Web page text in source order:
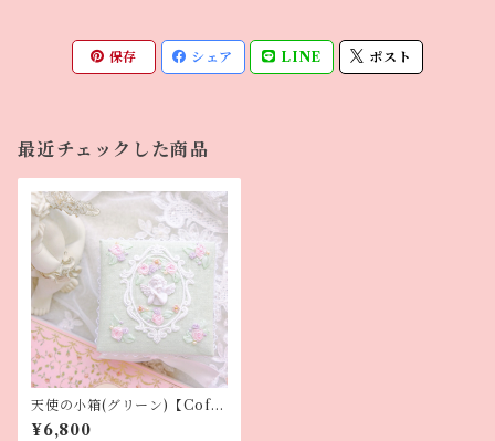
保存 シェア LINE ポスト
最近チェックした商品
天使の小箱(グリーン)【Coffr
et Ange】
¥6,800